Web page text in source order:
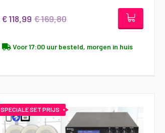
€ 118,99 € 169,80
Voor 17:00 uur besteld, morgen in huis
SPECIALE SET PRIJS